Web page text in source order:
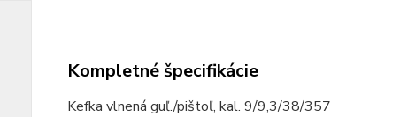
Kompletné špecifikácie
Kefka vlnená guľ./pištoľ, kal. 9/9,3/38/357